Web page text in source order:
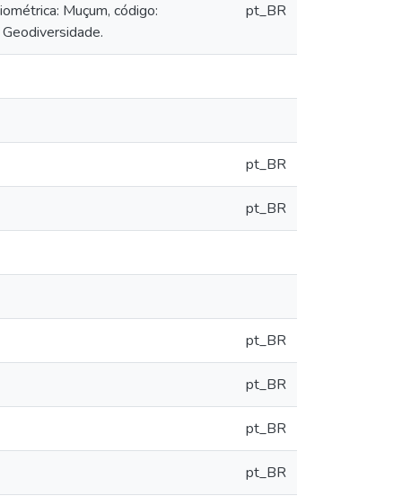
Muçum, código:
pt_BR
pt_BR
pt_BR
pt_BR
pt_BR
pt_BR
pt_BR